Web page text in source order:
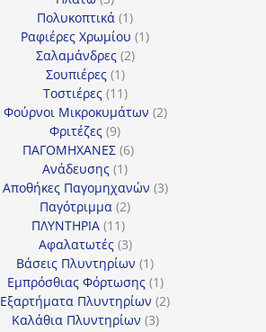
προϊόντα
Πολυκοπτικά 11
προϊόν
Ραφιέρες Χρωμίου 11
Σαλαμάνδρες 22
Σουπιέρες 11
προϊόν
Τοστιέρες 1111
προϊόντα
Φούρνοι Μικροκυμάτων 22
Φριτέζες 99
προϊόντα
ΠΑΓΟΜΗΧΑΝΕΣ 66
Ανάδευσης 11
προϊόν
Αποθήκες Παγομηχανών 33
Παγότριμμα 22
ΠΛΥΝΤΗΡΙΑ 1111
προϊόντα
Αφαλατωτές 33
προϊόντα
Βάσεις Πλυντηρίων 11
προϊόν
Εμπρόσθιας Φόρτωσης 11
προϊόν
Εξαρτήματα Πλυντηρίων 22
Καλάθια Πλυντηρίων 33